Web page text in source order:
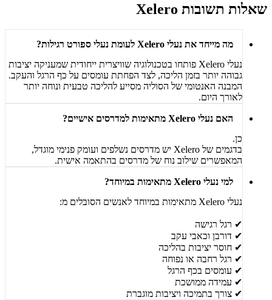
שאלות תשובות Xelero
מה מייחד את נעלי Xelero לעומת נעלי ספורט רגילות?
נעלי Xelero פותחו בטכנולוגיה שוויצרית ייחודית שמעניקה יציבות
גבוהה יותר בזמן הליכה, לצד הפחתת עומסים על כף הרגל והעקב.
המבנה האנטומי של הסוליה מסייע להליכה טבעית ונוחה יותר
לאורך היום.
האם נעלי Xelero מתאימות למדרסים אישיים?
כן.
בדגמים של Xelero יש מדרסים נשלפים ועומק פנימי מוגדל,
המאפשרים שילוב נוח של מדרסים בהתאמה אישית.
למי נעלי Xelero מתאימות במיוחד?
נעלי Xelero מתאימות במיוחד לאנשים הסובלים מ:
✔ רגל רגישה
✔ דורבן וכאבי עקב
✔ חוסר יציבות בהליכה
✔ רגל רחבה או נפוחה
✔ עומסים בכף הרגל
✔ עמידה ממושכת
✔ צורך בתמיכה ויציבות מוגברת